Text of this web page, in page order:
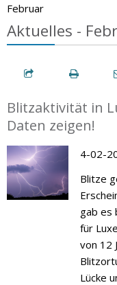
Februar
Aktuelles -
Blitzaktivität in
Daten zeigen!
4-02-
Blitze
gab es
für
von 12
Lücke